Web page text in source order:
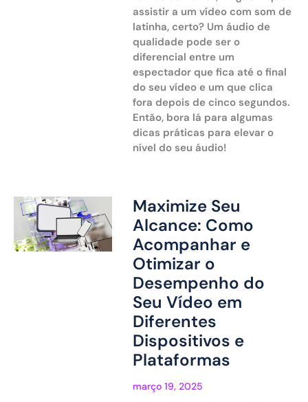
assistir a um vídeo com som de
latinha, certo? Um áudio de
qualidade pode ser o
diferencial entre um
espectador que fica até o final
do seu vídeo e um que clica
fora depois de cinco segundos.
Então, bora lá para algumas
dicas práticas para elevar o
nível do seu áudio!
Maximize Seu
Alcance: Como
Acompanhar e
Otimizar o
Desempenho do
Seu Vídeo em
Diferentes
Dispositivos e
Plataformas
março 19, 2025